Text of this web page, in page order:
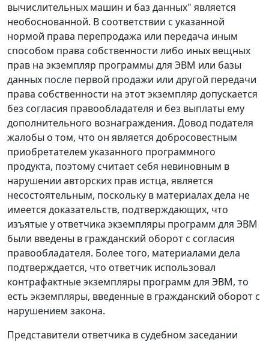
вычислительных машин и баз данных" является
необоснованной. В соответствии с указанной
нормой права перепродажа или передача иным
способом права собственности либо иных вещных
прав на экземпляр программы для ЭВМ или базы
данных после первой продажи или другой передачи
права собственности на этот экземпляр допускается
без согласия правообладателя и без выплаты ему
дополнительного вознаграждения. Довод подателя
жалобы о том, что он является добросовестным
приобретателем указанного программного
продукта, поэтому считает себя невиновным в
нарушении авторских прав истца, является
несостоятельным, поскольку в материалах дела не
имеется доказательств, подтверждающих, что
изъятые у ответчика экземпляры программ для ЭВМ
были введены в гражданский оборот с согласия
правообладателя. Более того, материалами дела
подтверждается, что ответчик использовал
контрафактные экземпляры программ для ЭВМ, то
есть экземпляры, введенные в гражданский оборот с
нарушением закона.
Представители ответчика в судебном заседании